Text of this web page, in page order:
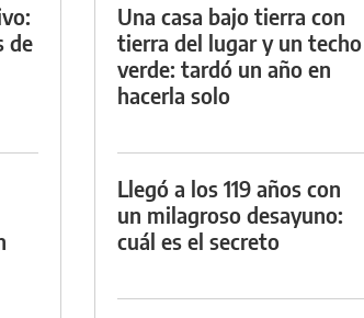
de
Una casa bajo tierra con
tierra del lugar y un techo
verde: tardó un año en
hacerla solo
Llegó a los 119 años con
un milagroso desayuno:
cuál es el secreto